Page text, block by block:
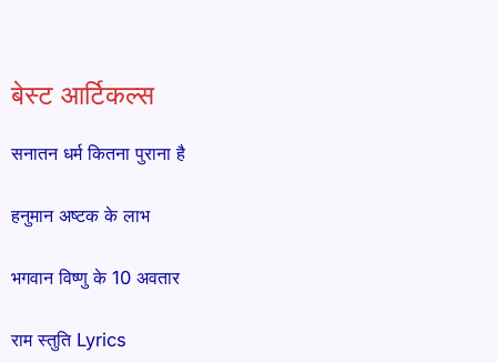
बेस्ट आर्टिकल्स
सनातन धर्म कितना पुराना है
हनुमान अष्टक के लाभ
भगवान विष्णु के 10 अवतार
राम स्तुति Lyrics